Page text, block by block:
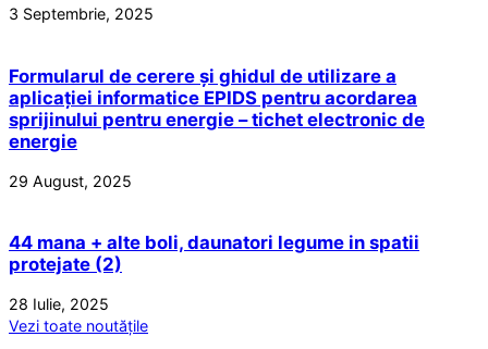
3 Septembrie, 2025
Formularul de cerere și ghidul de utilizare a
aplicației informatice EPIDS pentru acordarea
sprijinului pentru energie – tichet electronic de
energie
29 August, 2025
44 mana + alte boli, daunatori legume in spatii
protejate (2)
28 Iulie, 2025
Vezi toate noutățile